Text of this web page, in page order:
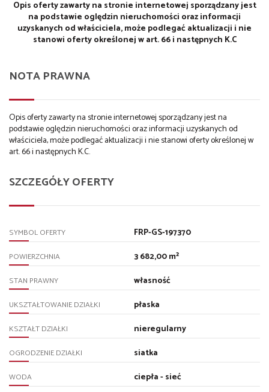
Opis oferty zawarty na stronie internetowej sporządzany jest
na podstawie oględzin nieruchomości oraz informacji
uzyskanych od właściciela, może podlegać aktualizacji i nie
stanowi oferty określonej w art. 66 i następnych K.C
NOTA PRAWNA
Opis oferty zawarty na stronie internetowej sporządzany jest na
podstawie oględzin nieruchomości oraz informacji uzyskanych od
właściciela, może podlegać aktualizacji i nie stanowi oferty określonej w
art. 66 i następnych K.C.
SZCZEGÓŁY OFERTY
SYMBOL OFERTY FRP-GS-197370
POWIERZCHNIA 3 682,00 m²
STAN PRAWNY własność
UKSZTAŁTOWANIE DZIAŁKI płaska
KSZTAŁT DZIAŁKI nieregularny
OGRODZENIE DZIAŁKI siatka
WODA ciepła - sieć